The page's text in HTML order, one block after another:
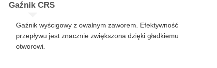
Gaźnik CRS​​
Gaźnik wyścigowy z owalnym zaworem. Efektywność
przepływu jest znacznie zwiększona dzięki gładkiemu
otworowi.​